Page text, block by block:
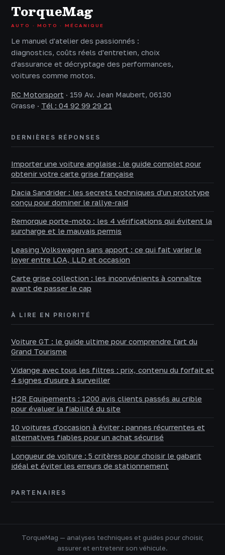
TorqueMag
AUTO · MOTO · MÉCANIQUE
Le manuel d'atelier des passionnés :
diagnostics, coûts réels d'entretien, choix
d'assurance et décryptage des performances,
voitures comme motos.
RC Motorsport · 159 Av. Jean Maubert, 06130
Grasse · Tél : 04 92 99 29 21
DERNIÈRES RÉPONSES
Importer une voiture anglaise : le guide complet pour
obtenir votre carte grise française
Dacia Sandrider : les secrets techniques d'un prototype
conçu pour dominer le rallye-raid
Remorque porte-moto : les 4 vérifications qui évitent la
surcharge et le mauvais permis
Leasing Volkswagen sans apport : ce qui fait varier le
loyer entre LOA, LLD et occasion
Carte grise collection : les inconvénients à connaître
avant de passer le cap
À LIRE EN PRIORITÉ
Voiture GT : le guide ultime pour comprendre l'art du
Grand Tourisme
Vidange avec tous les filtres : prix, contenu du forfait et
4 signes d'usure à surveiller
H2R Equipements : 1200 avis clients passés au crible
pour évaluer la fiabilité du site
10 voitures d'occasion à éviter : pannes récurrentes et
alternatives fiables pour un achat sécurisé
Longueur de voiture : 5 critères pour choisir le gabarit
idéal et éviter les erreurs de stationnement
PARTENAIRES
TorqueMag — analyses techniques et guides pour choisir,
assurer et entretenir son véhicule.